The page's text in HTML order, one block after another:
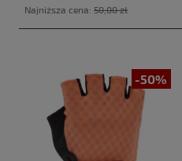
Najniższa cena:50,00 zł
-50%